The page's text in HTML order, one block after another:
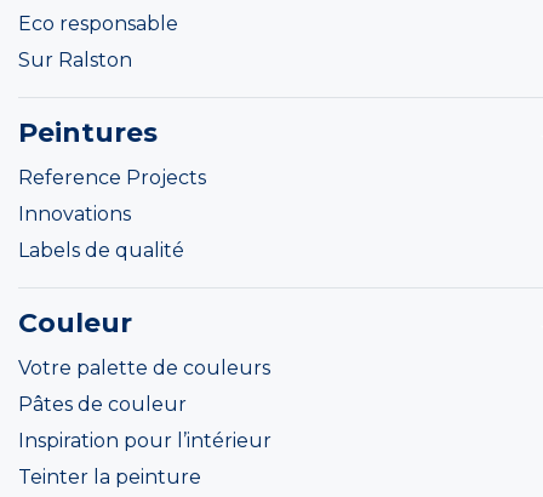
Eco responsable
Sur Ralston
Peintures
Reference Projects
Innovations
Labels de qualité
Couleur
Votre palette de couleurs
Pâtes de couleur
Inspiration pour l’intérieur
Teinter la peinture